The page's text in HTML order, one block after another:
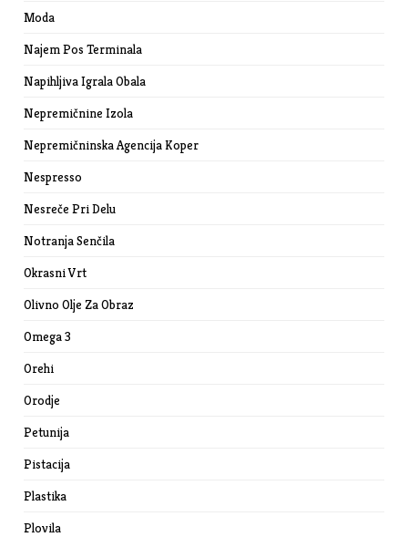
Moda
Najem Pos Terminala
Napihljiva Igrala Obala
Nepremičnine Izola
Nepremičninska Agencija Koper
Nespresso
Nesreče Pri Delu
Notranja Senčila
Okrasni Vrt
Olivno Olje Za Obraz
Omega 3
Orehi
Orodje
Petunija
Pistacija
Plastika
Plovila